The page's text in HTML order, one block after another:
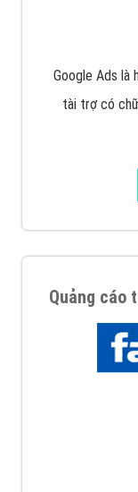
Google Ads là
tài trợ có
Quảng cáo